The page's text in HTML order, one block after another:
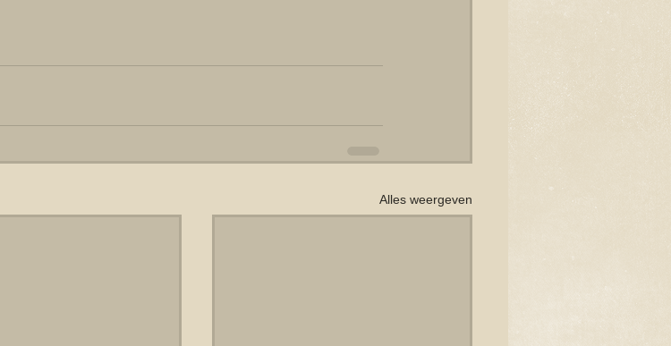
Alles weergeven